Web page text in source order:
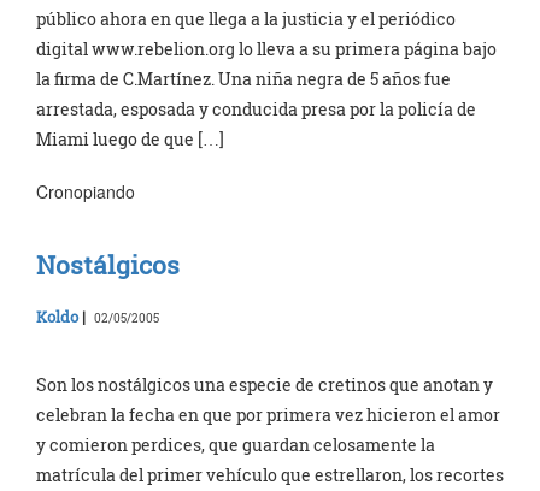
público ahora en que llega a la justicia y el periódico
digital www.rebelion.org lo lleva a su primera página bajo
la firma de C.Martínez. Una niña negra de 5 años fue
arrestada, esposada y conducida presa por la policía de
Miami luego de que […]
Cronopiando
Nostálgicos
Koldo| 02/05/2005
Son los nostálgicos una especie de cretinos que anotan y
celebran la fecha en que por primera vez hicieron el amor
y comieron perdices, que guardan celosamente la
matrícula del primer vehículo que estrellaron, los recortes